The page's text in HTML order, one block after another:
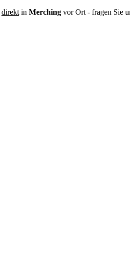
direkt in Merching vor Ort - fragen Sie